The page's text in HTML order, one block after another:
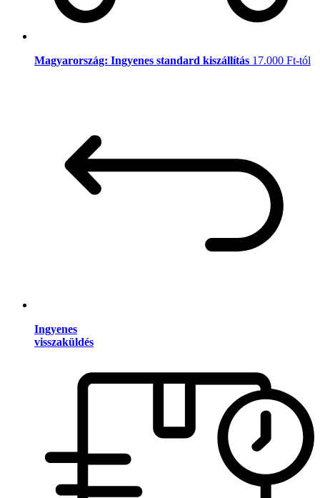
Magyarország: Ingyenes standard kiszállítás 17.000 Ft-tól
Ingyenes
visszaküldés